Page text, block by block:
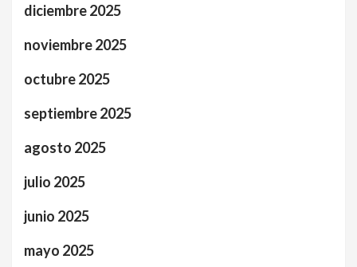
diciembre 2025
noviembre 2025
octubre 2025
septiembre 2025
agosto 2025
julio 2025
junio 2025
mayo 2025